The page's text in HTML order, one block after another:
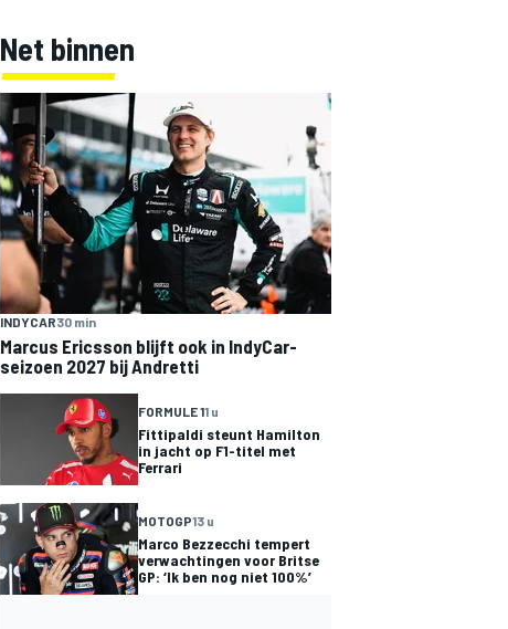
Net binnen
INDYCAR30 min
Marcus Ericsson blijft ook in IndyCar-
seizoen 2027 bij Andretti
FORMULE 11 u
Fittipaldi steunt Hamilton
in jacht op F1-titel met
Ferrari
MOTOGP13 u
Marco Bezzecchi tempert
verwachtingen voor Britse
GP: ‘Ik ben nog niet 100%’